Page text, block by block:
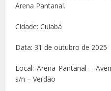
Arena Pantanal.
Cidade: Cuiabá
Data: 31 de outubro de 2025
Local: Arena Pantanal –
s/n – Verdão